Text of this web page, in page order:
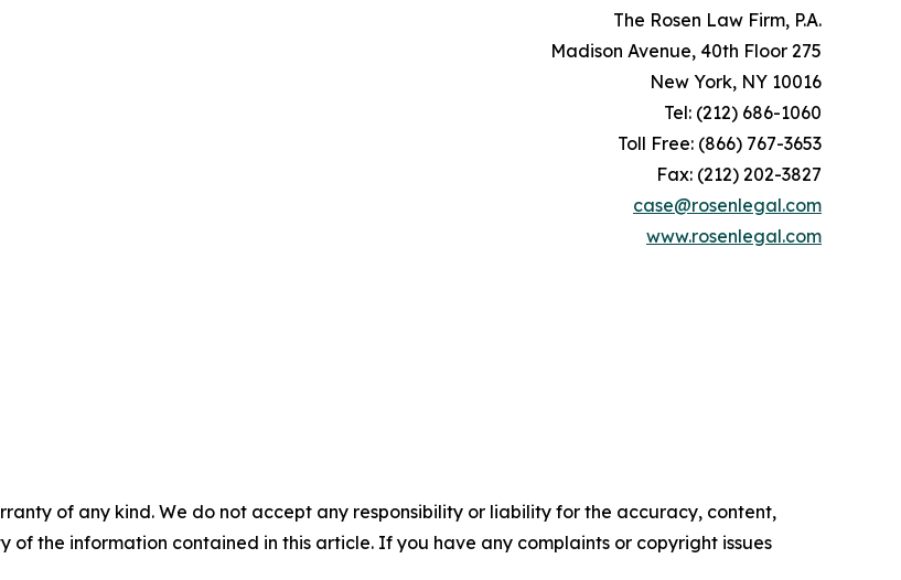
.The Rosen Law Firm, P.A
275 Madison Avenue, 40th Floor
New York, NY 10016
Tel: (212) 686-1060
Toll Free: (866) 767-3653
Fax: (212) 202-3827
case@rosenlegal.com
www.rosenlegal.com
of any kind. We do not accept any responsibility or liability for the accuracy, content,
of the information contained in this article. If you have any complaints or copyright issues